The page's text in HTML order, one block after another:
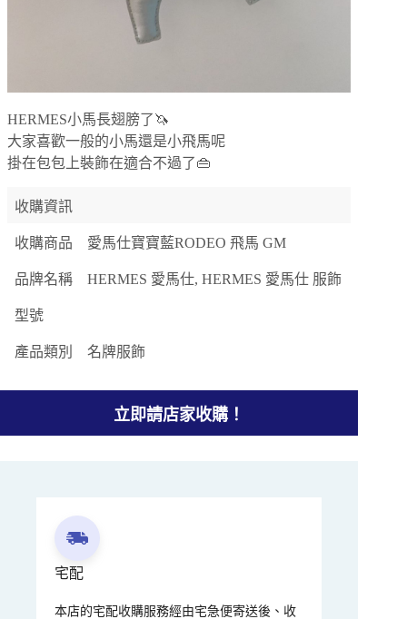
HERMES小馬長翅膀了🦄
大家喜歡一般的小馬還是小飛馬呢
掛在包包上裝飾在適合不過了👜
收購資訊
收購商品 愛馬仕寶寶藍RODEO 飛馬 GM
品牌名稱 HERMES 愛馬仕, HERMES 愛馬仕 服飾
型號
產品類別 名牌服飾
立即請店家收購！
宅配
本店的宅配收購服務經由宅急便寄送後、收